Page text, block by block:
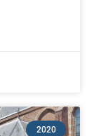
2020